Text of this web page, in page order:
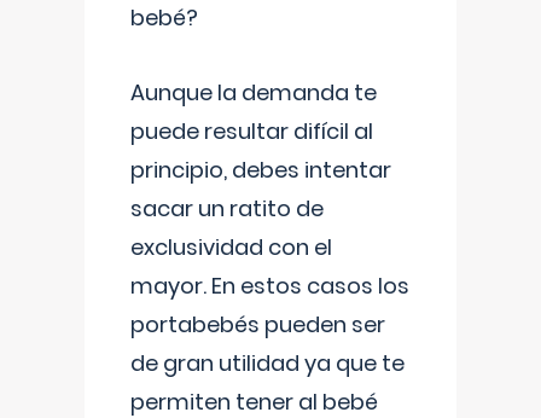
bebé?
Aunque la demanda te
puede resultar difícil al
principio, debes intentar
sacar un ratito de
exclusividad con el
mayor. En estos casos los
portabebés pueden ser
de gran utilidad ya que te
permiten tener al bebé